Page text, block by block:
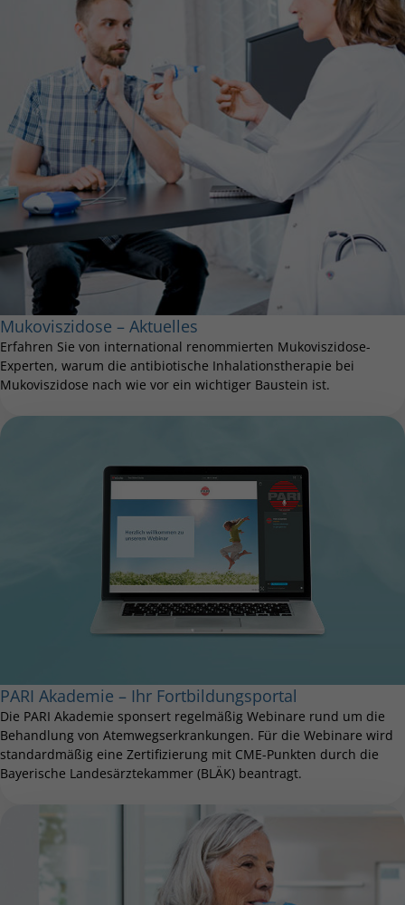
Mukoviszidose – Aktuelles
Erfahren Sie von international reno­mmier­ten Mukoviszidose-
Experten, warum die antibiotische Inhalationstherapie bei
Mukoviszidose nach wie vor ein wichtiger Baustein ist.
PARI Akademie – Ihr Fortbildungsportal
Die PARI Akademie sponsert regelmäßig Webinare rund um die
Behandlung von Atemwegserkrankungen. Für die Webinare wird
standardmäßig eine Zertifizierung mit CME-Punkten durch die
Bayerische Landesärztekammer (BLÄK) beantragt.